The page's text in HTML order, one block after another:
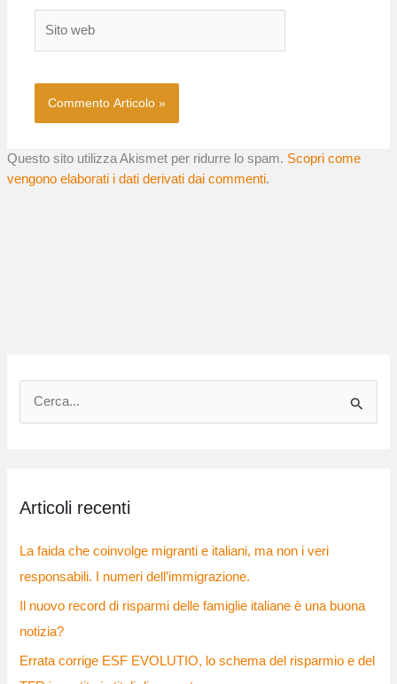
web
Questo sito utilizza Akismet per ridurre lo spam. Scopri come
vengono elaborati i dati derivati dai commenti.
a
Articoli recenti
La faida che coinvolge migranti e italiani, ma non i veri
responsabili. I numeri dell’immigrazione.
Il nuovo record di risparmi delle famiglie italiane è una buona
notizia?
Errata corrige ESF EVOLUTIO, lo schema del risparmio e del